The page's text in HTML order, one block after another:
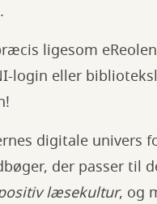
ligesom
login eller
digitale univers
der passer til
læsekultur, og